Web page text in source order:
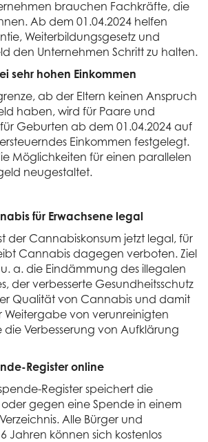
brauchen Fachkräfte, die
Ab dem 01.04.2024 helfen
Weiterbildungsgesetz und
den Unternehmen Schritt zu halten.
sehr hohen Einkommen
ab der Eltern keinen Anspruch
haben, wird für Paare und
Geburten ab dem 01.04.2024 auf
Einkommen festgelegt.
Möglichkeiten für einen parallelen
neugestaltet.
für Erwachsene legal
der Cannabiskonsum jetzt legal, für
Cannabis dagegen verboten. Ziel
a. die Eindämmung des illegalen
der verbesserte Gesundheitsschutz
Qualität von Cannabis und damit
Weitergabe von verunreinigten
die Verbesserung von Aufklärung
Register online
Register speichert die
gegen eine Spende in einem
Alle Bürger und
Jahren können sich kostenlos